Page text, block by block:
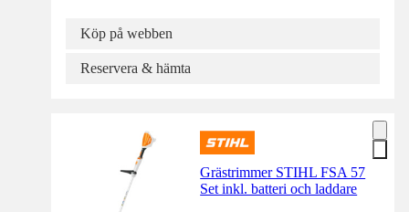
Köp på webben
Reservera & hämta
Grästrimmer STIHL FSA 57
Set inkl. batteri och laddare